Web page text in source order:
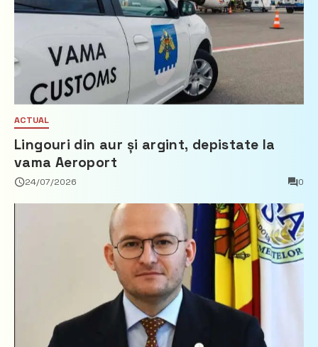
ACTUAL
Lingouri din aur și argint, depistate la
vama Aeroport
24/07/2026 0